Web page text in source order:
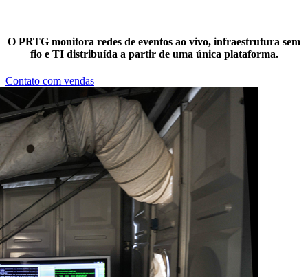
O PRTG monitora redes de eventos ao vivo, infraestrutura sem
fio e TI distribuída a partir de uma única plataforma.
Contato com vendas